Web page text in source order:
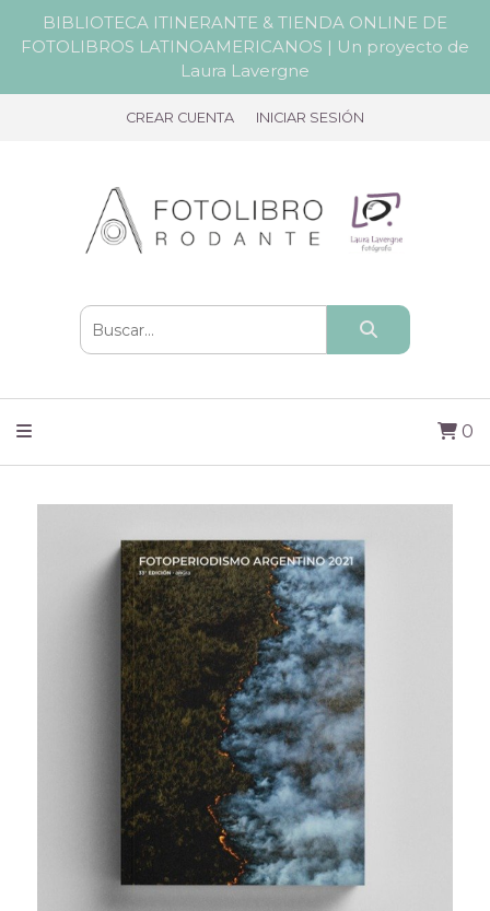
BIBLIOTECA ITINERANTE & TIENDA ONLINE DE
FOTOLIBROS LATINOAMERICANOS | Un proyecto de
Laura Lavergne
CREAR CUENTA INICIAR SESIÓN
0